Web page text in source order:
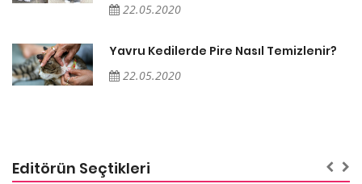
22.05.2020
Yavru Kedilerde Pire Nasıl Temizlenir?
22.05.2020
Editörün Seçtikleri